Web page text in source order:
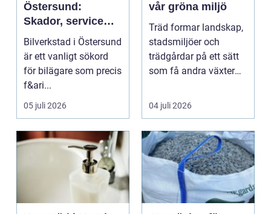
Östersund:
Skador, service
och smarta val för
din bil
Bilverkstad i Östersund
är ett vanligt sökord
för bilägare som precis
f&ari...
05 juli 2026
vår gröna miljö
Träd formar landskap,
stadsmiljöer och
trädgårdar på ett sätt
som få andra växter
04 juli 2026